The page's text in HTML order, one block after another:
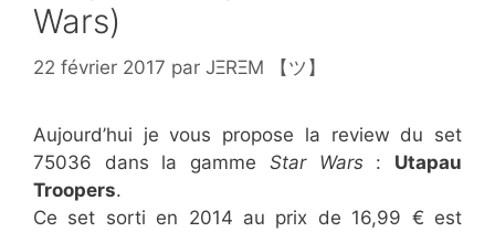
Wars)
22 février 2017 par JΞRΞM 【ツ】
Aujourd’hui je vous propose la review du set
75036 dans la gamme Star Wars: Utapau
Troopers.
Ce set sorti en 2014 au prix de 16,99 € est